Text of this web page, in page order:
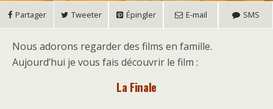
Partager Tweeter Épingler E-mail SMS
Nous adorons regarder des films en famille.
Aujourd’hui je vous fais découvrir le film :
La Finale